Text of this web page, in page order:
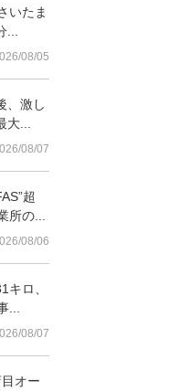
いたま
08/05
、激し
...
08/07
超
の...
08/06
キロ、
08/07
オー